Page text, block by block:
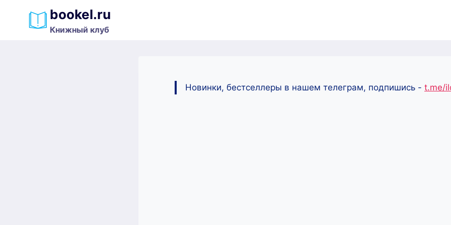
содержимому
bookel.ru
Книжный клуб
Новинки, бестселлеры в нашем телеграм, подпишись - t.me/